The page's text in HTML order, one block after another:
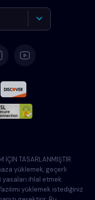
İÇİN TASARLANMIŞTIR.
yüklemek, geçerli
yasaları ihlal etmek
yüklemek istediğiniz